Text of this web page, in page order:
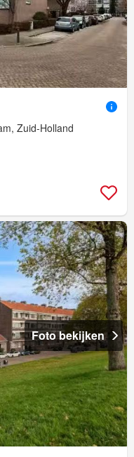
Zuid-Holland
Foto bekijken